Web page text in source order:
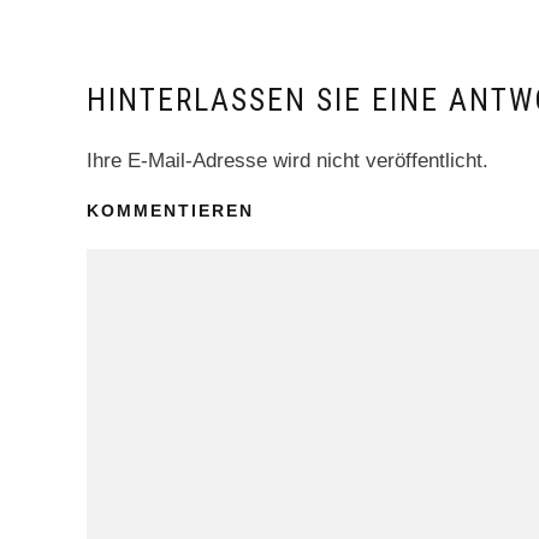
HINTERLASSEN SIE EINE
Ihre E-Mail-Adresse wird nicht veröffentlicht.
KOMMENTIEREN